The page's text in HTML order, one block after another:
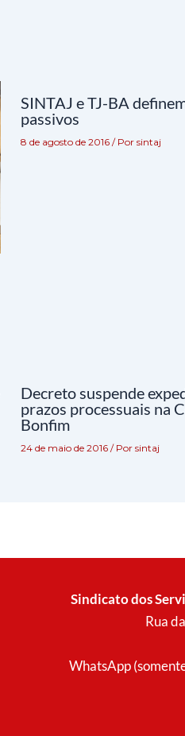
SINTAJ e TJ-BA
passivos
8 de agosto de 2016 / Por sintaj
Decreto suspende
prazos processuais na
Bonfim
24 de maio de 2016 / Por sintaj
Sindicato dos
Rua
WhatsApp